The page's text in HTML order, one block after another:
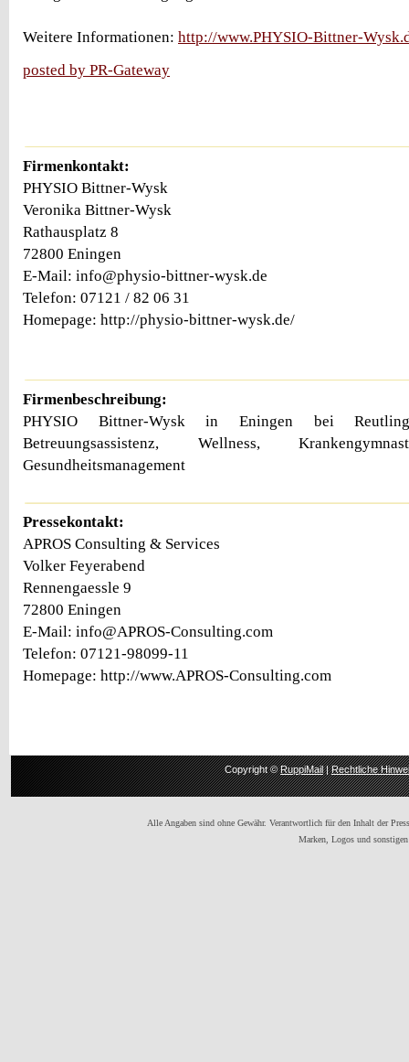
Weitere Informationen: http://www.PHYSIO-Bittner-
posted by PR-Gateway
Firmenkontakt:
PHYSIO Bittner-Wysk
Veronika Bittner-Wysk
Rathausplatz 8
72800 Eningen
E-Mail: info@physio-bittner-wysk.de
Telefon: 07121 / 82 06 31
Homepage: http://physio-bittner-wysk.de/
Firmenbeschreibung:
PHYSIO Bittner-Wysk in Eningen bei
Betreuungsassistenz, Wellness,
Gesundheitsmanagement
Pressekontakt:
APROS Consulting & Services
Volker Feyerabend
Rennengaessle 9
72800 Eningen
E-Mail: info@APROS-Consulting.com
Telefon: 07121-98099-11
Homepage: http://www.APROS-Consulting.com
Copyright ©RuppiMail|Rechtliche
Alle Angaben sind ohne Gewähr. Verantwortlich für den Inhalt der
Marken, Logos und